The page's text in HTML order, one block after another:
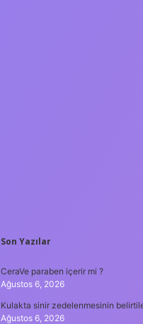
SIDEBAR
Son Yazılar
CeraVe paraben içerir mi ?
Ağustos 6, 2026
Kulakta sinir zedelenmesinin
Ağustos 6, 2026